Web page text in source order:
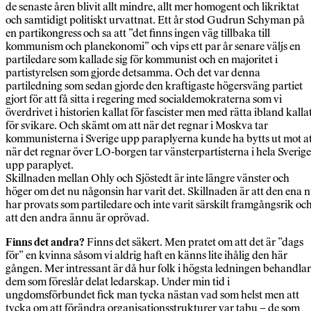
de senaste åren blivit allt mindre, allt mer homogent och likriktat
och samtidigt politiskt urvattnat. Ett år stod Gudrun Schyman på
en partikongress och sa att ”det finns ingen väg tillbaka till
kommunism och planekonomi” och vips ett par år senare väljs en
partiledare som kallade sig för kommunist och en majoritet i
partistyrelsen som gjorde detsamma. Och det var denna
partiledning som sedan gjorde den kraftigaste högersväng partiet
gjort för att få sitta i regering med socialdemokraterna som vi
överdrivet i historien kallat för fascister men med rätta ibland
för svikare. Och skämt om att när det regnar i Moskva tar
kommunisterna i Sverige upp paraplyerna kunde ha bytts ut mot
när det regnar över LO-borgen tar vänsterpartisterna i hela Sverige
upp paraplyet.
Skillnaden mellan Ohly och Sjöstedt är inte längre vänster och
höger om det nu någonsin har varit det. Skillnaden är att den ena
har provats som partiledare och inte varit särskilt framgångsrik
att den andra ännu är oprövad.
Finns det andra? Finns det säkert. Men pratet om att det är ”dags
för” en kvinna såsom vi aldrig haft en känns lite ihålig den här
gången. Mer intressant är då hur folk i högsta ledningen behandlar
dem som föreslår delat ledarskap. Under min tid i
ungdomsförbundet fick man tycka nästan vad som helst men att
tycka om att förändra organisationsstrukturer var tabu – de som